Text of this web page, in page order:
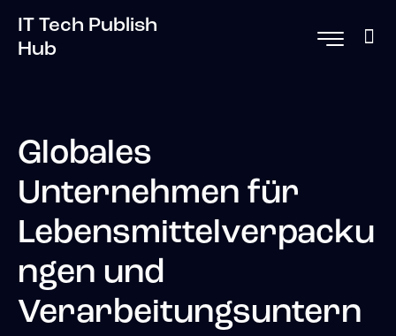
IT Tech Publish
Hub
Globales
Unternehmen für
Lebensmittelverpacku
ngen und
Verarbeitungsuntern